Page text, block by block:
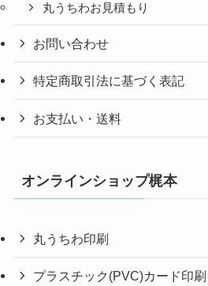
丸うちわお見積もり
お問い合わせ
特定商取引法に基づく表記
お支払い・送料
オンラインショップ梶本
丸うちわ印刷
プラスチック(PVC)カード印刷